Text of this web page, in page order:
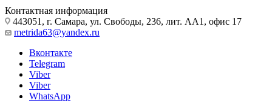
Контактная информация
443051, г. Самара, ул. Свободы, 236, лит. АА1, офис 17
metrida63@yandex.ru
Вконтакте
Telegram
Viber
Viber
WhatsApp